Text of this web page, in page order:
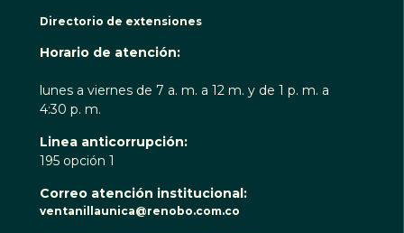
Directorio de extensiones
Horario de atención:
lunes a viernes de 7 a. m. a 12 m. y de 1 p. m. a
4:30 p. m.
Linea anticorrupción:
195 opción 1
Correo atención institucional:
ventanillaunica@renobo.com.co